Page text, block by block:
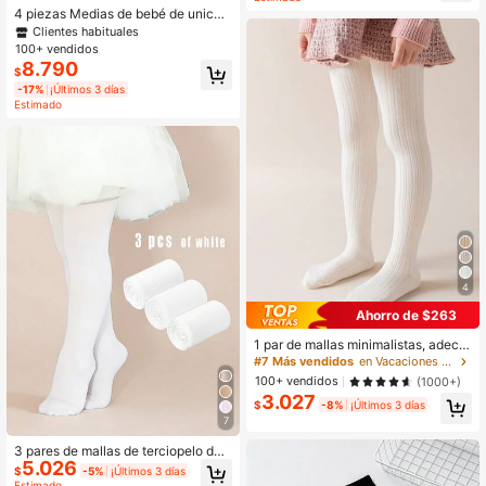
4 piezas Medias de bebé de unicol
or para niñas con adornos de lazo p
ara primavera/otoño
Clientes habituales
100+ vendidos
$8.790
-17% ¡Últimos 3 días
Estimado
7
3 pares de mallas de terciopelo de
unicolor para niñas bebé, suaves, re
sistentes a los desgarros y con alta
$5.026 -5% ¡Últimos 3 días
arios, mallas versátiles para todas l
as estaciones
4
Ahorro de $263
1 par de mallas minimalistas, adecu
adas para niñas, bebés, deportes ca
suales al aire libre, que combinan c
on vestidos para todas las estacion
es
#7 Más vendidos
en Vacaciones Medias para bebés y niños
100+ vendidos
(1000+)
$3.027 -8% ¡Últimos 3 días